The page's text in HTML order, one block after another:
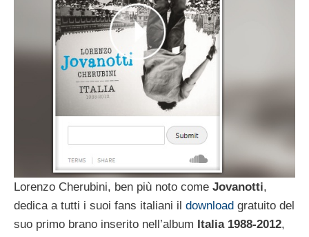
Lorenzo Cherubini, ben più noto come Jovanotti,
dedica a tutti i suoi fans italiani il download gratuito del
suo primo brano inserito nell’album Italia 1988-2012,